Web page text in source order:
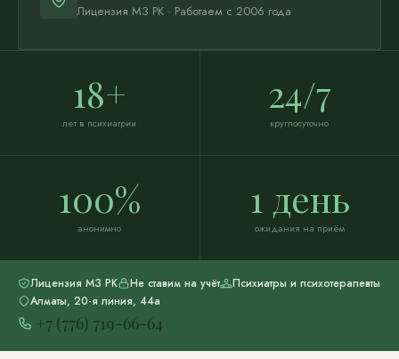
Лицензия МЗ РК · Работаем с 2006 года
18+
лет в психиатрии
24/7
круглосуточно
100%
анонимно
1 день
ожидания на приём
Лицензия МЗ РК Не ставим на учёт
Психиатры и психотерапевты
Алматы, 20-я линия, 44а
+7 (776) 719-66-64